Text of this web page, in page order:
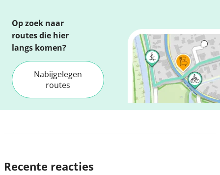
Op zoek naar
routes die hier
langs komen?
Nabijgelegen
routes
Recente reacties